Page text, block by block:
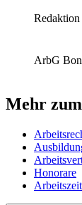
ArbG
Mehr
Honorare
Arbeitszeit